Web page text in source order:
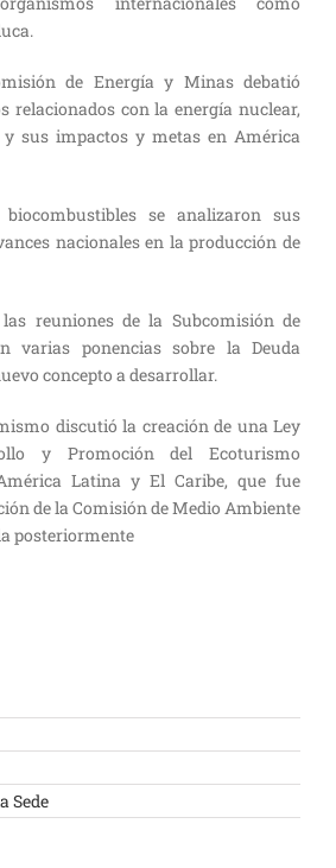
de Energía y Minas debatió
relacionados con la energía nuclear,
sus impactos y metas en América
se analizaron sus
nacionales en la producción de
reuniones de la Subcomisión de
varias ponencias sobre la Deuda
concepto a desarrollar.
discutió la creación de una Ley
y Promoción del Ecoturismo
Latina y El Caribe, que fue
de la Comisión de Medio Ambiente
posteriormente
Sede